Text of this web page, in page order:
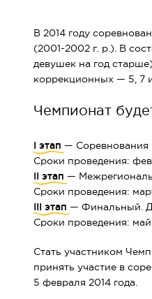
В 2014 году
(2001-2002 г. р.). В
девушек на год
коррекционных — 5, 7
Чемпионат
I этап — Соревнования
Сроки проведения:
II этап —
Сроки проведения:
III этап — Финальный.
Сроки проведения: май
Стать участником
принять участие в
5 февраля 2014 года.